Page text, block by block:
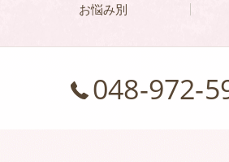
お悩み別
048-972-